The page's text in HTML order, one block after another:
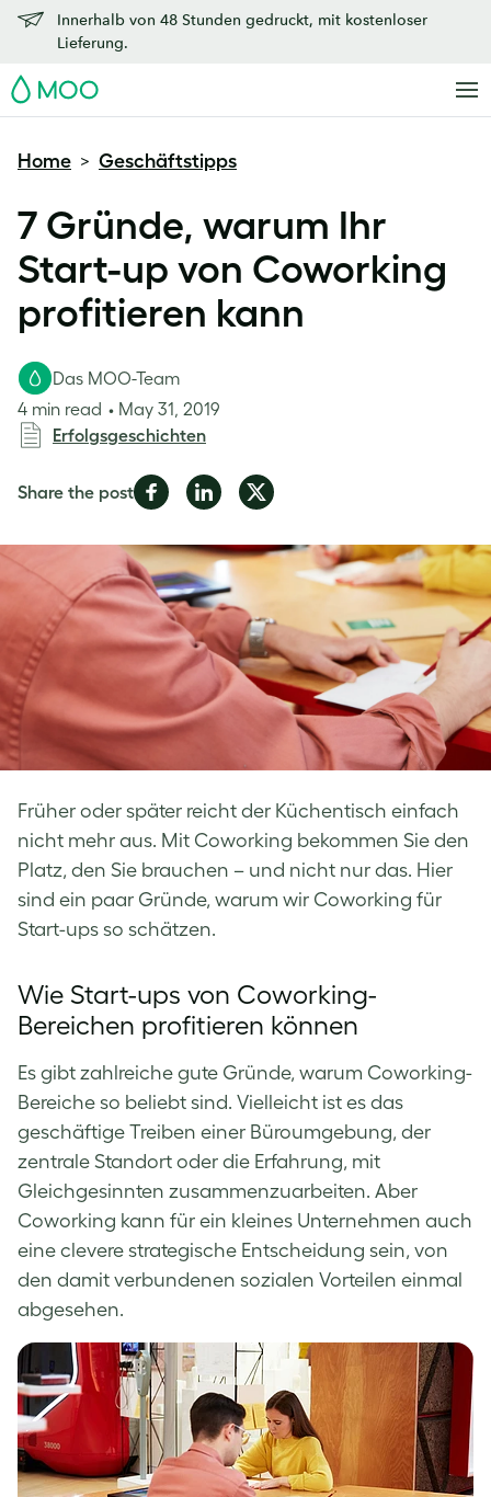
Innerhalb von 48 Stunden gedruckt, mit kostenloser
Lieferung.
MOO
Home > Geschäftstipps
7 Gründe, warum Ihr
Start-up von Coworking
profitieren kann
Das MOO-Team
4 min read
May 31, 2019
Erfolgsgeschichten
Share the postShare
Facebook
Share
LinkedIn
Share
Twitter
Früher oder später reicht der Küchentisch einfach
nicht mehr aus. Mit Coworking bekommen Sie den
Platz, den Sie brauchen – und nicht nur das. Hier
sind ein paar Gründe, warum wir Coworking für
Start-ups so schätzen.
Wie Start-ups von Coworking-
Bereichen profitieren können
Es gibt zahlreiche gute Gründe, warum Coworking-
Bereiche so beliebt sind. Vielleicht ist es das
geschäftige Treiben einer Büroumgebung, der
zentrale Standort oder die Erfahrung, mit
Gleichgesinnten zusammenzuarbeiten. Aber
Coworking kann für ein kleines Unternehmen auch
eine clevere strategische Entscheidung sein, von
den damit verbundenen sozialen Vorteilen einmal
abgesehen.